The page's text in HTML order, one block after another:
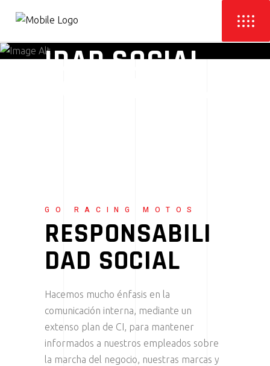
RESPONSABIL
IDAD SOCIAL
GO RACING MOTOS
RESPONSABILI
DAD SOCIAL
Hacemos mucho énfasis en la
comunicación interna, mediante un
extenso plan de CI, para mantener
informados a nuestros empleados sobre
la marcha del negocio, nuestras marcas y